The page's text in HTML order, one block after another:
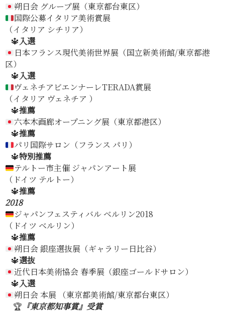
朔日会 グループ展（東京都台東区）
国際公募イタリア美術賞展
（イタリア シチリア）
🔱入選
日本フランス現代美術世界展（国立新美術館/東京都港
区）
🔱入選
ヴェネチアビエンナーレTERADA賞展
（イタリア ヴェネチア ）
🔱推薦
六本木画廊オープニング展（東京都港区）
🔱推薦
パリ国際サロン（フランス パリ）
🔱特別推薦
テルトー市主催 ジャパンアート展
（ドイツ テルトー）
🔱推薦
2018
ジャパンフェスティバル ベルリン2018
（ドイツ ベルリン）
🔱推薦
朔日会 銀座選抜展（ギャラリー日比谷）
🔱選抜
近代日本美術協会 春季展（銀座ゴールドサロン）
🔱入選
朔日会 本展 （東京都美術館/東京都台東区）
🏆 『東京都知事賞』受賞